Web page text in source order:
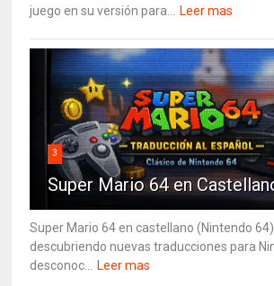
juego en su versión para...
Leer mas
3
Super Mario 64 en
Super Mario 64 en castellano (Nintendo
descubriendo nuevas traducciones para
desconoc...
Leer mas